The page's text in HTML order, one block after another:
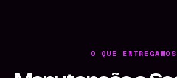
O QUE ENTREGAMOS